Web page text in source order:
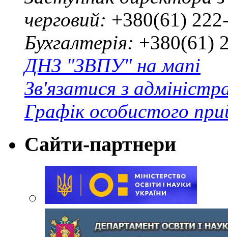
черговий: +380(61)
Бухгалтерія: +380(61)
ДНЗ "ЗВПУ" на мапі
Зв'язатися з
Графік особистого
Сайти-партнери